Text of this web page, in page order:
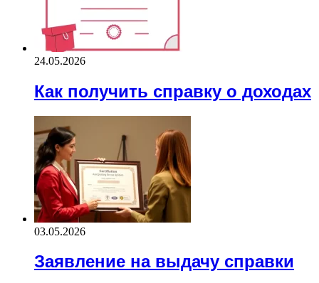
24.05.2026
Как получить справку о доходах
03.05.2026
Заявление на выдачу справки